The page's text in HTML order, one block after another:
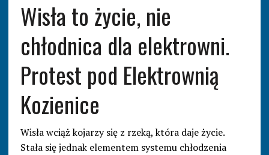
Wisła to życie, nie
chłodnica dla elektrowni.
Protest pod Elektrownią
Kozienice
Wisła wciąż kojarzy się z rzeką, która daje życie.
Stała się jednak elementem systemu chłodzenia